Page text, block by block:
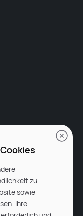
zu
sowie
Ihre